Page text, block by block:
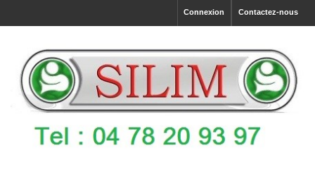
Contactez-nous
Connexion